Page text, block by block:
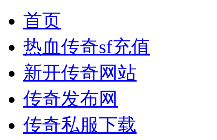
首页
热血传奇sf充值
新开传奇网站
传奇发布网
传奇私服下载